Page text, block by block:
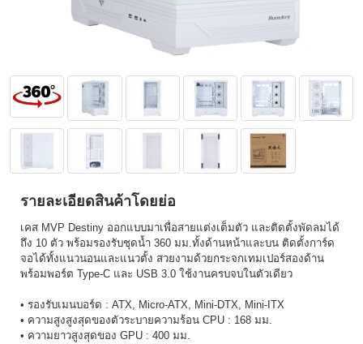
รายละเอียดสินค้าโดยย่อ
เคส MVP Destiny ออกแบบมาเพื่อสายแต่งเต็มตัว และติดตั้งพัดลมได้
ถึง 10 ตัว พร้อมรองรับชุดน้ำ 360 มม.ทั้งด้านหน้าและบน ติดตั้งการ์ด
จอได้ทั้งแนวนอนและแนวตั้ง สวยงามด้วยกระจกเทมเปอร์สองด้าน
พร้อมพอร์ต Type-C และ USB 3.0 ใช้งานครบจบในตัวเดียว
• รองรับเมนบอร์ด : ATX, Micro-ATX, Mini-DTX, Mini-ITX
• ความสูงสูงสุดของตัวระบายความร้อน CPU : 168 มม.
• ความยาวสูงสุดของ GPU : 400 มม.